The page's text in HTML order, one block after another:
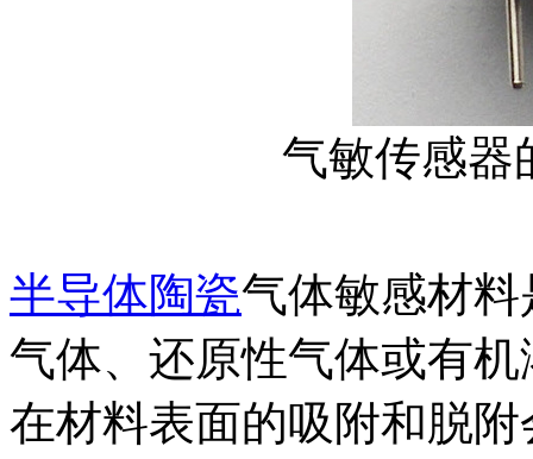
气敏传感器
半导体陶瓷气体敏感材
气体、还原性气体或有
在材料表面的吸附和脱